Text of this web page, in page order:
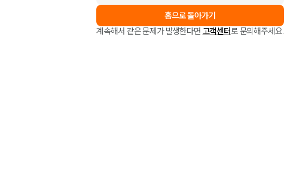
홈으로 돌아가기
계속해서 같은 문제가 발생한다면 고객센터로 문의해주세요.